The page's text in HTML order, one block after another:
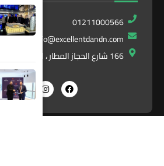
01211000566
info@excellentdandn.com
166 شارع الحجاز المطار ، النزهة ، القاهرة ، مصر